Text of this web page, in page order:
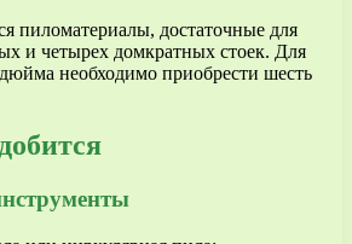
пиломатериалы, достаточные для
и четырех домкратных стоек. Для
необходимо приобрести шесть